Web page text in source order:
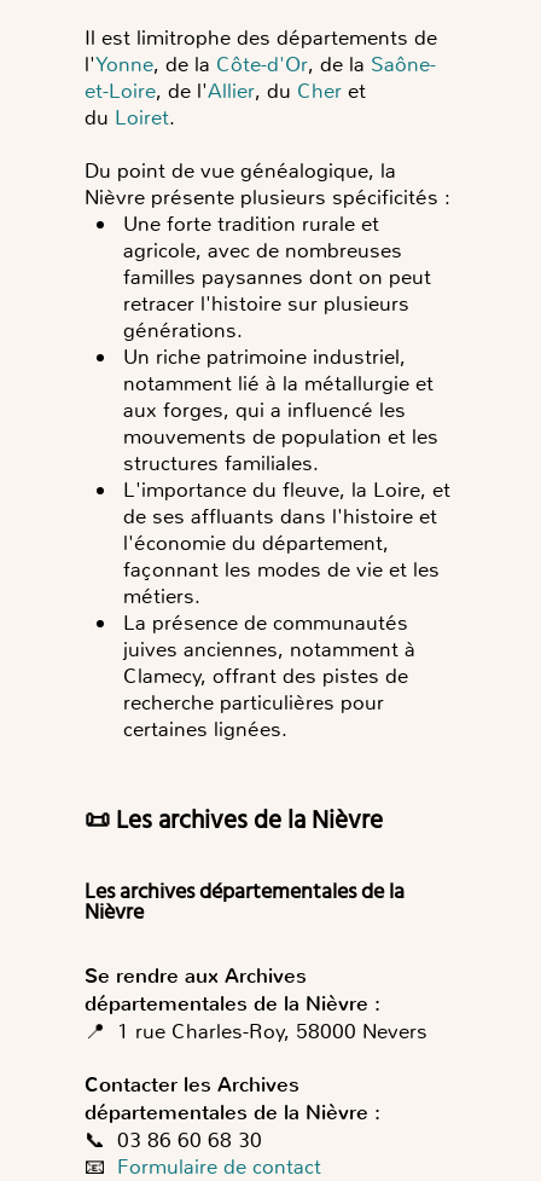
Il est limitrophe des départements de
l'Yonne, de la Côte-d'Or, de la Saône-
et-Loire, de l'Allier, du Cher et
du Loiret.
Du point de vue généalogique, la
Nièvre présente plusieurs spécificités :
Une forte tradition rurale et
agricole, avec de nombreuses
familles paysannes dont on peut
retracer l'histoire sur plusieurs
générations.
Un riche patrimoine industriel,
notamment lié à la métallurgie et
aux forges, qui a influencé les
mouvements de population et les
structures familiales.
L'importance du fleuve, la Loire, et
de ses affluants dans l'histoire et
l'économie du département,
façonnant les modes de vie et les
métiers.
La présence de communautés
juives anciennes, notamment à
Clamecy, offrant des pistes de
recherche particulières pour
certaines lignées.
📜 Les archives de la Nièvre
Les archives départementales de la
Nièvre
Se rendre aux Archives
départementales de la Nièvre :
📍 1 rue Charles-Roy, 58000 Nevers
Contacter les Archives
départementales de la Nièvre :
📞 03 86 60 68 30
📧 Formulaire de contact